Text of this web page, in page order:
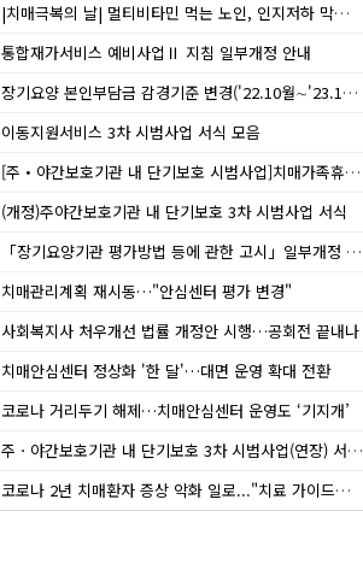
|치매극복의 날| 멀티비타민 먹는 노인, 인지저하 막는다? '진실 혹은 거짓'
통합재가서비스 예비사업Ⅱ 지침 일부개정 안내
장기요양 본인부담금 감경기준 변경('22.10월∼'23.1월 적용)
이동지원서비스 3차 시범사업 서식 모음
[주・야간보호기관 내 단기보호 시범사업]치매가족휴가제 업무 매뉴얼
(개정)주야간보호기관 내 단기보호 3차 시범사업 서식
「장기요양기관 평가방법 등에 관한 고시」일부개정 안내
치매관리계획 재시동…"안심센터 평가 변경"
사회복지사 처우개선 법률 개정안 시행…공회전 끝내나
치매안심센터 정상화 '한 달'…대면 운영 확대 전환
코로나 거리두기 해제…치매안심센터 운영도 ‘기지개’
주ㆍ야간보호기관 내 단기보호 3차 시범사업(연장) 서식 모음
코로나 2년 치매환자 증상 악화 일로..."치료 가이드라인 필요"